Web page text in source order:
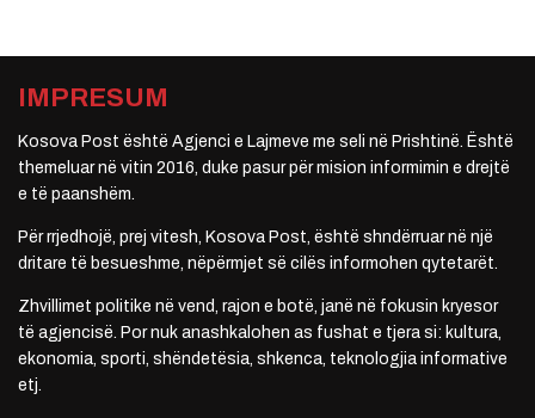
IMPRESUM
Kosova Post është Agjenci e Lajmeve me seli në Prishtinë. Është
themeluar në vitin 2016, duke pasur për mision informimin e drejtë
e të paanshëm.
Për rrjedhojë, prej vitesh, Kosova Post, është shndërruar në një
dritare të besueshme, nëpërmjet së cilës informohen qytetarët.
Zhvillimet politike në vend, rajon e botë, janë në fokusin kryesor
të agjencisë. Por nuk anashkalohen as fushat e tjera si: kultura,
ekonomia, sporti, shëndetësia, shkenca, teknologjia informative
etj.